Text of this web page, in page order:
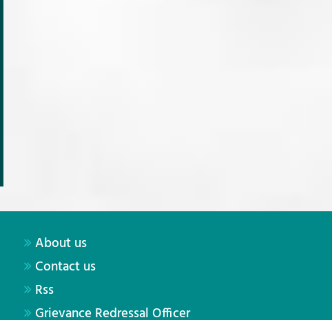
About us
Contact us
Rss
Grievance Redressal Officer